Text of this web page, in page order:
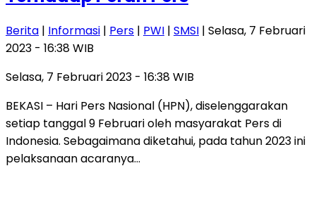
Berita | Informasi | Pers | PWI | SMSI | Selasa, 7 Februari
2023 - 16:38 WIB
Selasa, 7 Februari 2023 - 16:38 WIB
BEKASI – Hari Pers Nasional (HPN), diselenggarakan
setiap tanggal 9 Februari oleh masyarakat Pers di
Indonesia. Sebagaimana diketahui, pada tahun 2023 ini
pelaksanaan acaranya…